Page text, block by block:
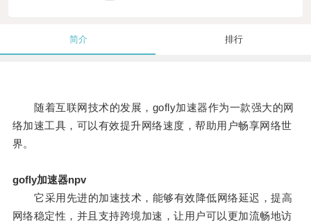
简介 排行
随着互联网技术的发展，gofly加速器作为一款强大的网
络加速工具，可以有效提升网络速度，帮助用户畅享网络世
界。
gofly加速器npv
它采用先进的加速技术，能够有效降低网络延迟，提高
网络稳定性，并且支持跨境加速，让用户可以更加流畅地访